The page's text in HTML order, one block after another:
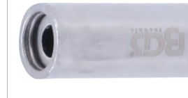
Stehbolzen-Ausdreher 6–12 mm